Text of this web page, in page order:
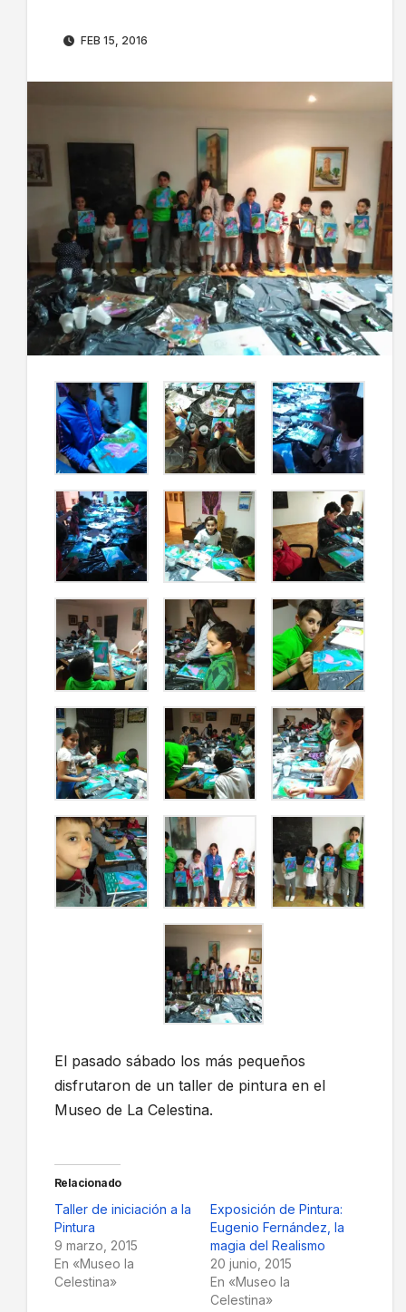
FEB 15, 2016
El pasado sábado los más pequeños
disfrutaron de un taller de pintura en el
Museo de La Celestina.
Relacionado
Taller de iniciación a la
Pintura
9 marzo, 2015
En «Museo la
Celestina»
Exposición de Pintura:
Eugenio Fernández, la
magia del Realismo
20 junio, 2015
En «Museo la
Celestina»